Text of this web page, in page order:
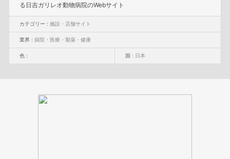
る日吉ガリレオ動物病院のWebサイト
カテゴリー : 施設・店舗サイト
業界 : 病院・医療・製薬・健康
色 : 国 : 日本